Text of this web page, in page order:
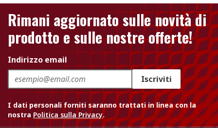
Rimani aggiornato sulle novità di
prodotto e sulle nostre offerte!
Indirizzo email
Iscriviti
I dati personali forniti saranno trattati in linea con la
nostra Politica sulla Privacy.